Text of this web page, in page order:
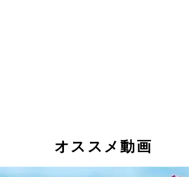
オススメ動画